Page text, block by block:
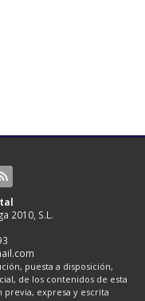
2010, S.L.
puesta a disposición,
de los contenidos de esta
expresa y escrita